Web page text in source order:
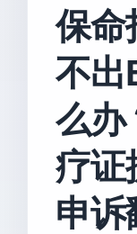
保命
不出
么办
疗证
申诉